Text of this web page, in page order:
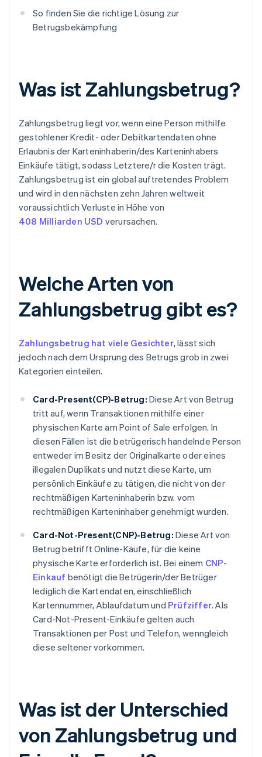
So finden Sie die richtige Lösung zur
Betrugsbekämpfung
Was ist Zahlungsbetrug?
Zahlungsbetrug liegt vor, wenn eine Person mithilfe
gestohlener Kredit- oder Debitkartendaten ohne
Erlaubnis der Karteninhaberin/des Karteninhabers
Einkäufe tätigt, sodass Letztere/r die Kosten trägt.
Zahlungsbetrug ist ein global auftretendes Problem
und wird in den nächsten zehn Jahren weltweit
voraussichtlich Verluste in Höhe von
408 Milliarden USD verursachen.
Welche Arten von
Zahlungsbetrug gibt es?
Zahlungsbetrug hat viele Gesichter, lässt sich
jedoch nach dem Ursprung des Betrugs grob in zwei
Kategorien einteilen.
Card-Present(CP)-Betrug: Diese Art von Betrug
tritt auf, wenn Transaktionen mithilfe einer
physischen Karte am Point of Sale erfolgen. In
diesen Fällen ist die betrügerisch handelnde Person
entweder im Besitz der Originalkarte oder eines
illegalen Duplikats und nutzt diese Karte, um
persönlich Einkäufe zu tätigen, die nicht von der
rechtmäßigen Karteninhaberin bzw. vom
rechtmäßigen Karteninhaber genehmigt wurden.
Card-Not-Present(CNP)-Betrug: Diese Art von
Betrug betrifft Online-Käufe, für die keine
physische Karte erforderlich ist. Bei einem CNP-
Einkauf benötigt die Betrügerin/der Betrüger
lediglich die Kartendaten, einschließlich
Kartennummer, Ablaufdatum und Prüfziffer. Als
Card-Not-Present-Einkäufe gelten auch
Transaktionen per Post und Telefon, wenngleich
diese seltener vorkommen.
Was ist der Unterschied
von Zahlungsbetrug und